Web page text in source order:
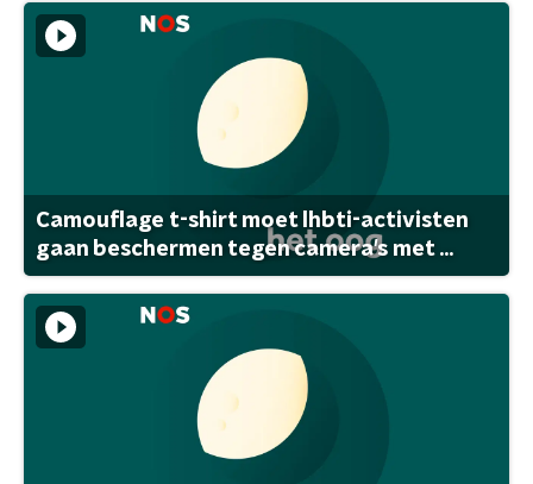
Camouflage t-shirt moet lhbti-activisten
gaan beschermen tegen camera's met ...